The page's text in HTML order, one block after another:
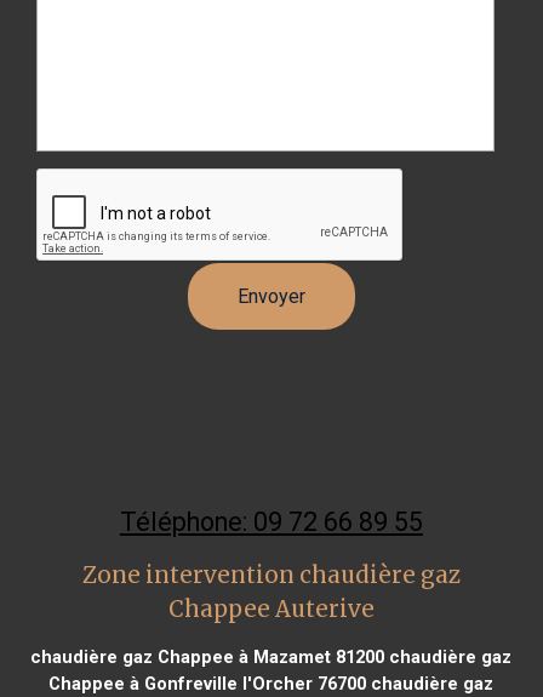
Téléphone: 09 72 66 89 55
Zone intervention chaudière gaz
Chappee Auterive
chaudière gaz Chappee à Mazamet 81200 chaudière gaz
Chappee à Gonfreville l'Orcher 76700 chaudière gaz